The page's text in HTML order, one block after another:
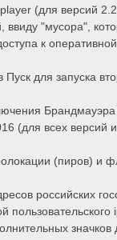
(для версий
"мусора",
к
для запуска
(для всех
(пиров) и
российских
пользовательского